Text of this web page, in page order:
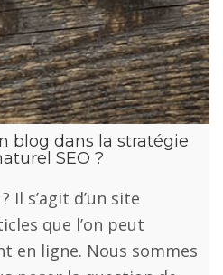
blog dans la stratégie
SEO ?
Il s’agit d’un site
que l’on peut
en ligne. Nous sommes